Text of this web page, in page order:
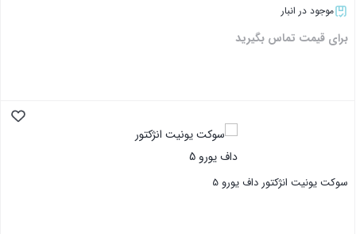
موجود در انبار
برای قیمت تماس بگیرید
سوکت یونیت انژکتور داف یورو 5